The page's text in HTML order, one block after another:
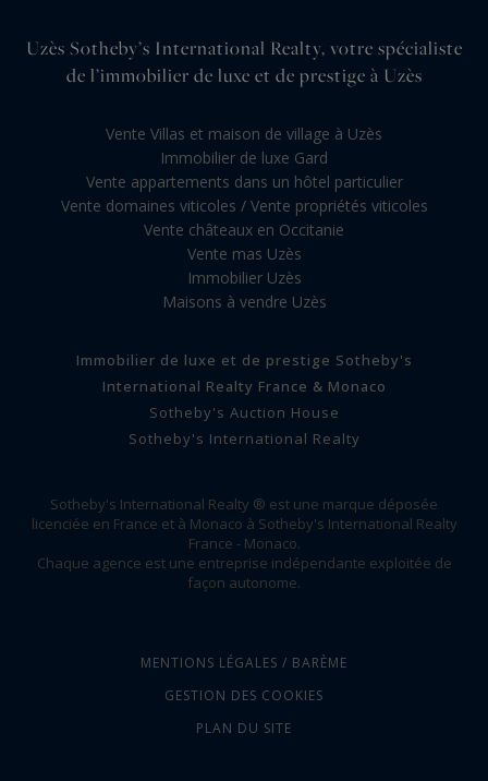
Uzès Sotheby’s International Realty, votre spécialiste
de l’immobilier de luxe et de prestige à Uzès
Vente Villas et maison de village à Uzès
Immobilier de luxe Gard
Vente appartements dans un hôtel particulier
Vente domaines viticoles / Vente propriétés viticoles
Vente châteaux en Occitanie
Vente mas Uzès
Immobilier Uzès
Maisons à vendre Uzès
Immobilier de luxe et de prestige Sotheby's
International Realty France & Monaco
Sotheby's Auction House
Sotheby's International Realty
Sotheby's International Realty ® est une marque déposée
licenciée en France et à Monaco à Sotheby's International Realty
France - Monaco.
Chaque agence est une entreprise indépendante exploitée de
façon autonome.
MENTIONS LÉGALES / BARÈME
GESTION DES COOKIES
PLAN DU SITE